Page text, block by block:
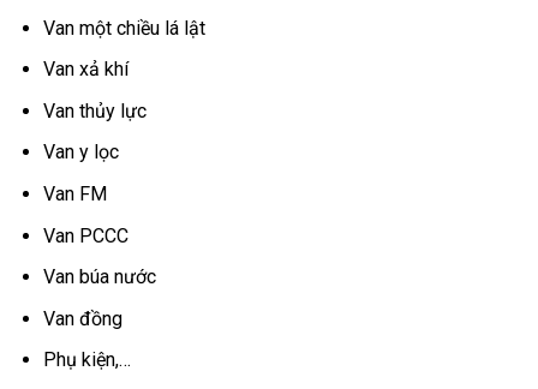
Van một chiều lá lật
Van xả khí
Van thủy lực
Van y lọc
Van FM
Van PCCC
Van búa nước
Van đồng
Phụ kiện,…